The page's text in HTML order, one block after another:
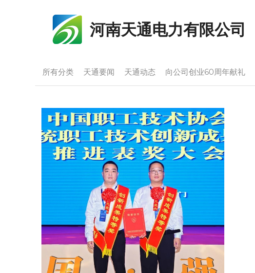
河南天通电力有限公司
所有分类 天通要闻 天通动态 向公司创业60周年献礼